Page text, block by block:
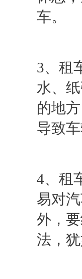
车。
3、租
水、
的地
导致
4、租
易对
外，
法，